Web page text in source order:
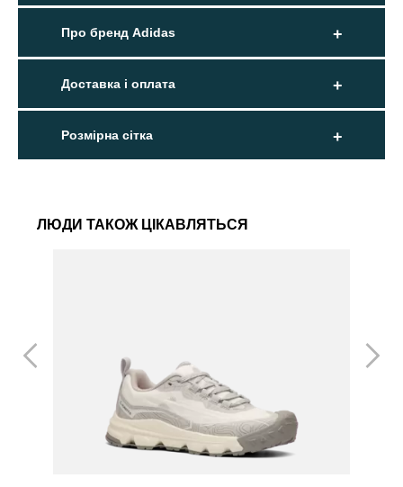
Про бренд Adidas
Доставка і оплата
Розмірна сітка
ЛЮДИ ТАКОЖ ЦІКАВЛЯТЬСЯ